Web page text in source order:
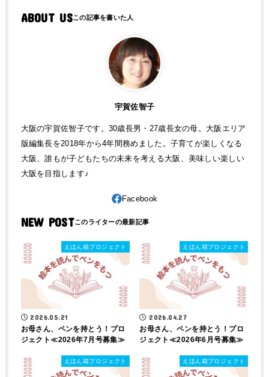
ABOUT US
宇賀佐智子
大阪の宇賀佐智子です。30歳長男・27歳長女の母。大阪エリア
版編集長を2018年から4年間務めました。子育てが楽しくなる
大阪、誰もが子どもたちの未来を考える大阪、美味しい楽しい
大阪を目指します♪
NEW POST
えほん箱プロジェクト
2026.05.21
お母さん、ペンを持とう！プロ
ジェクト≪2026年7月号募集≫
えほん箱プロジェクト
2026.04.27
お母さん、ペンを持とう！プロ
ジェクト≪2026年6月号募集≫
えほん箱プロジェクト えほん箱プロジェクト